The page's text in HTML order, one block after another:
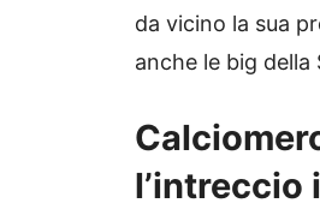
da vicino la sua
anche le big della
l’intreccio